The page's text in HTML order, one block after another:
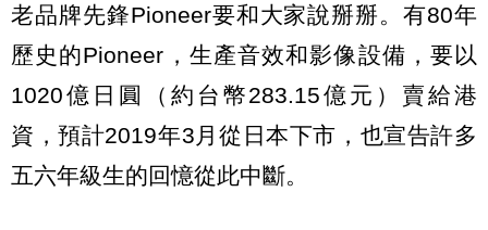
老品牌先鋒Pioneer要和大家說掰掰。有80年
歷史的Pioneer，生產音效和影像設備，要以
1020億日圓（約台幣283.15億元）賣給港
資，預計2019年3月從日本下市，也宣告許多
五六年級生的回憶從此中斷。